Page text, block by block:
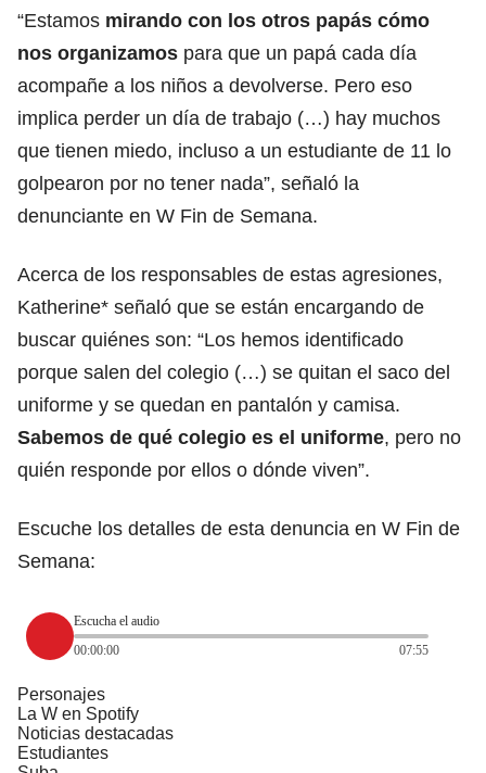
“Estamos mirando con los otros papás cómo
nos organizamos para que un papá cada día
acompañe a los niños a devolverse. Pero eso
implica perder un día de trabajo (…) hay muchos
que tienen miedo, incluso a un estudiante de 11 lo
golpearon por no tener nada”, señaló la
denunciante en W Fin de Semana.
Acerca de los responsables de estas agresiones,
Katherine* señaló que se están encargando de
buscar quiénes son: “Los hemos identificado
porque salen del colegio (…) se quitan el saco del
uniforme y se quedan en pantalón y camisa.
Sabemos de qué colegio es el uniforme, pero no
quién responde por ellos o dónde viven”.
Escuche los detalles de esta denuncia en W Fin de
Semana:
Escucha el audio
00:00:00
07:55
Personajes
La W en Spotify
Noticias destacadas
Estudiantes